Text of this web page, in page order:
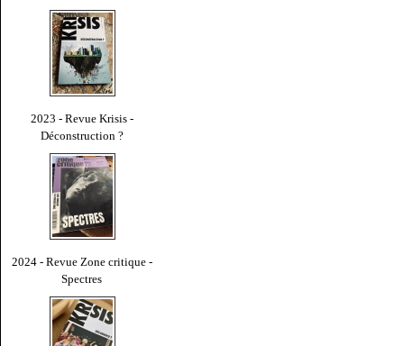
2023 - Revue Krisis -
Déconstruction ?
2024 - Revue Zone critique -
Spectres